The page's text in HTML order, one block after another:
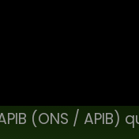
(ONS /